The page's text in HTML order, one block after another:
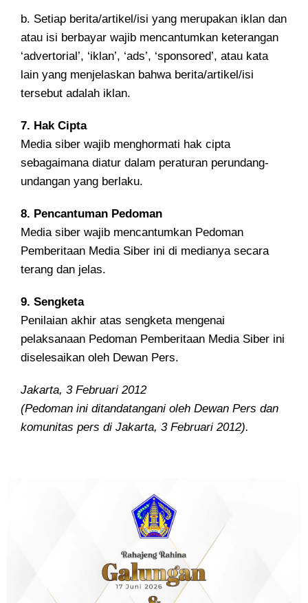
b. Setiap berita/artikel/isi yang merupakan iklan dan
atau isi berbayar wajib mencantumkan keterangan
‘advertorial’, ‘iklan’, ‘ads’, ‘sponsored’, atau kata
lain yang menjelaskan bahwa berita/artikel/isi
tersebut adalah iklan.
7. Hak Cipta
Media siber wajib menghormati hak cipta
sebagaimana diatur dalam peraturan perundang-
undangan yang berlaku.
8. Pencantuman Pedoman
Media siber wajib mencantumkan Pedoman
Pemberitaan Media Siber ini di medianya secara
terang dan jelas.
9. Sengketa
Penilaian akhir atas sengketa mengenai
pelaksanaan Pedoman Pemberitaan Media Siber ini
diselesaikan oleh Dewan Pers.
Jakarta, 3 Februari 2012
(Pedoman ini ditandatangani oleh Dewan Pers dan
komunitas pers di Jakarta, 3 Februari 2012).